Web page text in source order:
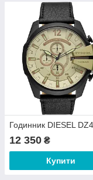
Годинник DIESEL
12 350 ₴
Купити